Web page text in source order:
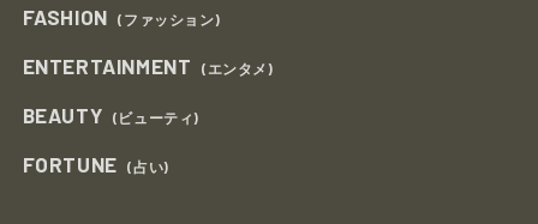
FASHION (ファッション)
ENTERTAINMENT (エンタメ)
BEAUTY (ビューティ)
FORTUNE (占い)